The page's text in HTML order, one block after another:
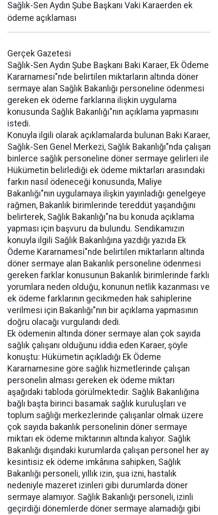
Sağlık-Sen Aydın Şube Başkanı Vaki Karaerden ek
ödeme açıklaması
Gerçek Gazetesi
Sağlık-Sen Aydın Şube Başkanı Baki Karaer, Ek Ödeme
Kararnamesi"nde belirtilen miktarların altında döner
sermaye alan Sağlık Bakanlığı personeline ödenmesi
gereken ek ödeme farklarına ilişkin uygulama
konusunda Sağlık Bakanlığı"nın açıklama yapmasını
istedi.
Konuyla ilgili olarak açıklamalarda bulunan Baki Karaer,
Sağlık-Sen Genel Merkezi, Sağlık Bakanlığı"nda çalışan
binlerce sağlık personeline döner sermaye gelirleri ile
Hükümetin belirlediği ek ödeme miktarları arasındaki
farkın nasıl ödeneceği konusunda, Maliye
Bakanlığı"nın uygulamaya ilişkin yayınladığı genelgeye
rağmen, Bakanlık birimlerinde tereddüt yaşandığını
belirterek, Sağlık Bakanlığı"na bu konuda açıklama
yapması için başvuru da bulundu. Sendikamızın
konuyla ilgili Sağlık Bakanlığına yazdığı yazıda Ek
Ödeme Kararnamesi"nde belirtilen miktarların altında
döner sermaye alan Bakanlık personeline ödenmesi
gereken farklar konusunun Bakanlık birimlerinde farklı
yorumlara neden olduğu, konunun netlik kazanması ve
ek ödeme farklarının gecikmeden hak sahiplerine
verilmesi için Bakanlığı"nın bir açıklama yapmasının
doğru olacağı vurgulandı dedi.
Ek ödemenin altında döner sermaye alan çok sayıda
sağlık çalışanı olduğunu iddia eden Karaer, şöyle
konuştu: Hükümetin açıkladığı Ek Ödeme
Kararnamesine göre sağlık hizmetlerinde çalışan
personelin alması gereken ek ödeme miktarı
aşağıdaki tabloda görülmektedir. Sağlık Bakanlığına
bağlı başta birinci basamak sağlık kuruluşları ve
toplum sağlığı merkezlerinde çalışanlar olmak üzere
çok sayıda bakanlık personelinin döner sermaye
miktarı ek ödeme miktarının altında kalıyor. Sağlık
Bakanlığı dışındaki kurumlarda çalışan personel her ay
kesintisiz ek ödeme imkânına sahipken, Sağlık
Bakanlığı personeli, yıllık izin, şua izni, hastalık
nedeniyle mazeret izinleri gibi durumlarda döner
sermaye alamıyor. Sağlık Bakanlığı personeli, izinli
geçirdiği dönemlerde döner sermaye alamadığı gibi